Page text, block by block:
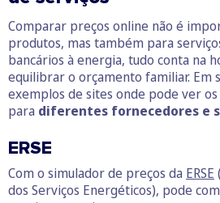
Comparar preços online não é
produtos, mas também para
bancários à energia, tudo conta na
equilibrar o orçamento familiar. Em
exemplos de sites onde pode ver
para diferentes fornecedores e
ERSE
Com o simulador de preços da ERSE
dos Serviços Energéticos), pode